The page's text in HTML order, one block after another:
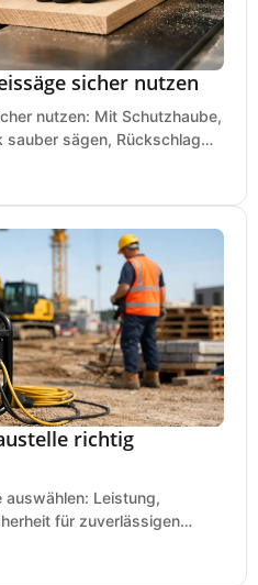
sicher nutzen
nutzen: Mit Schutzhaube,
sägen, Rückschlag
richtig
auswählen: Leistung,
für zuverlässigen